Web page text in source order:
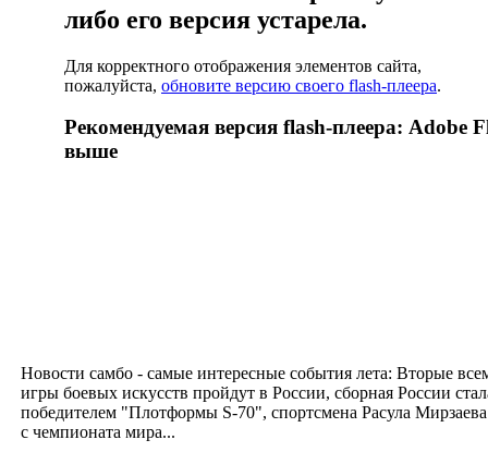
либо его версия устарела.
Для корректного отображения элементов сайта,
пожалуйста, обновите версию своего flash-плеера.
Рекомендуемая версия flash-плеера: Adobe
выше
Новости самбо - самые интересные события лета: Вторые
игры боевых искусств пройдут в России, сборная России
победителем "Плотформы S-70", спортсмена Расула
с чемпионата мира...